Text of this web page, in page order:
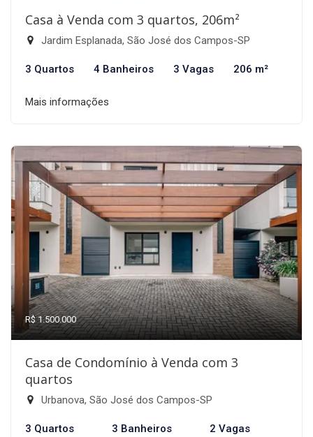
Casa à Venda com 3 quartos, 206m²
Jardim Esplanada, São José dos Campos-SP
3 Quartos 4 Banheiros 3 Vagas 206 m²
Mais informações
R$ 1.500.000
Casa de Condomínio à Venda com 3
quartos
Urbanova, São José dos Campos-SP
3 Quartos 3 Banheiros 2 Vagas